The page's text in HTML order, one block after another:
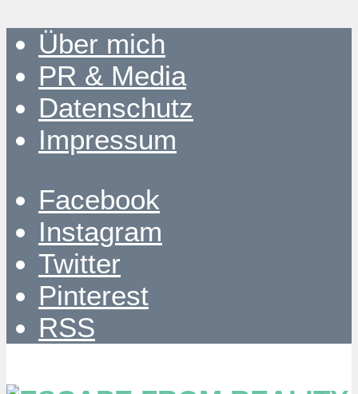
Über mich
PR & Media
Datenschutz
Impressum
Facebook
Instagram
Twitter
Pinterest
RSS